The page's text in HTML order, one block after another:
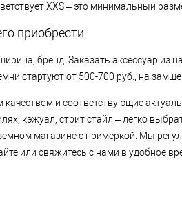
XXS – это минимальный
приобрести
бренд. Заказать аксессуар
стартуют от 500-700 руб., на
и соответствующие
кэжуал, стрит стайл – легко
магазине с примеркой. Мы
или свяжитесь с нами в удобное